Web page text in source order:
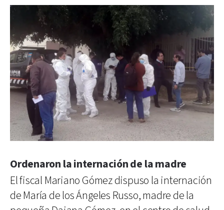
Ordenaron la internación de la madre
El fiscal Mariano Gómez dispuso la internación
de María de los Ángeles Russo, madre de la